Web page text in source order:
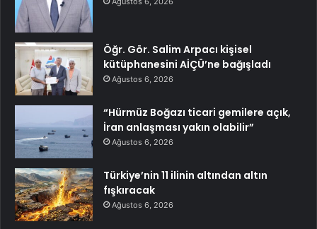
Öğr. Gör. Salim Arpacı kişisel
kütüphanesini AİÇÜ’ne bağışladı
Ağustos 6, 2026
“Hürmüz Boğazı ticari gemilere açık,
İran anlaşması yakın olabilir”
Ağustos 6, 2026
Türkiye’nin 11 ilinin altından altın
fışkıracak
Ağustos 6, 2026